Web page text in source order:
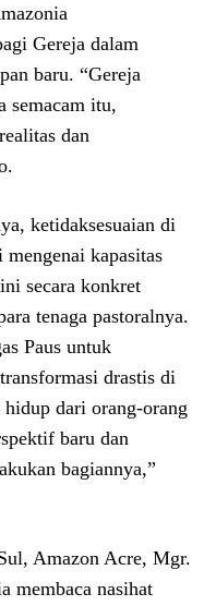
Gereja dalam
baru. “Gereja
semacam itu,
dan
ketidaksesuaian di
kapasitas
secara konkret
tenaga pastoralnya.
Paus untuk
drastis di
dari orang-orang
baru dan
bagiannya,”
Amazon Acre, Mgr.
membaca nasihat